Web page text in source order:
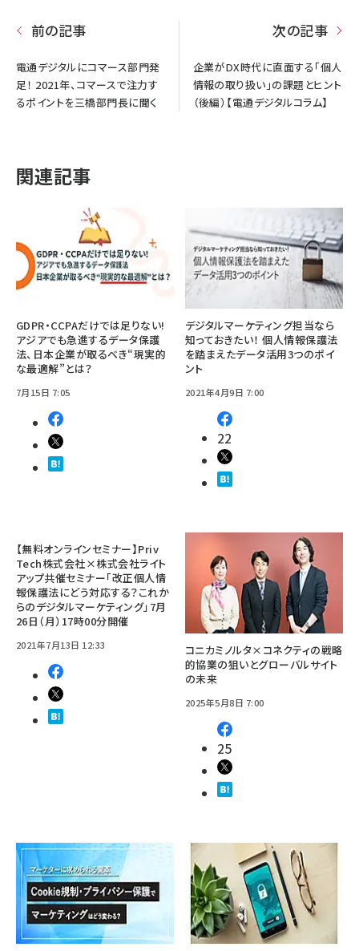
前の記事
電通デジタルにコマース部門発
足！ 2021年、コマースで注力す
るポイントを三橋部門長に聞く
次の記事
企業がDX時代に直面する「個人
情報の取り扱い」の課題とヒント
（後編）【電通デジタルコラム】
関連記事
GDPR・CCPAだけでは足りない!
アジアでも急進するデータ保護
法、日本企業が取るべき“現実的
な最適解”とは？
7月15日 7:05
デジタルマーケティング担当なら
知っておきたい！ 個人情報保護法
を踏まえたデータ活用3つのポイ
ント
2021年4月9日 7:00
22
【無料オンラインセミナー】Priv
Tech株式会社×株式会社ライト
アップ共催セミナー「改正個人情
報保護法にどう対応する？これか
らのデジタルマーケティング」7月
26日（月）17時00分開催
2021年7月13日 12:33
コニカミノルタ×コネクティの戦略
的協業の狙いとグローバルサイト
の未来
2025年5月8日 7:00
25